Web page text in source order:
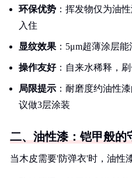
环保优势 ：挥发物仅为油
入住
显纹效果 ：5μm超薄涂层
操作友好：自来水稀释，
局限提示 ：耐磨度约油性
议做3层涂装
二、油性漆：铠甲般的
当木皮需要'防弹衣'时，油性